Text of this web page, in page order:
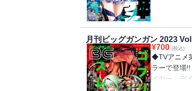
ー 漫画：大
ウ局 ケンセ
「SHIORI
悠幸 町田一
タナカトモ
作画：戸流
力：一般社
いびい／「
ンスレイヤ
刊） 作画
月刊ビッグガンガン 2023
¥700 (税込)
◆TVアニメ
ラーで登場
イヤー：デ
『スター・